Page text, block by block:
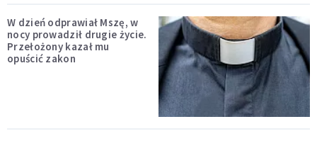
W dzień odprawiał Mszę, w
nocy prowadził drugie życie.
Przełożony kazał mu
opuścić zakon